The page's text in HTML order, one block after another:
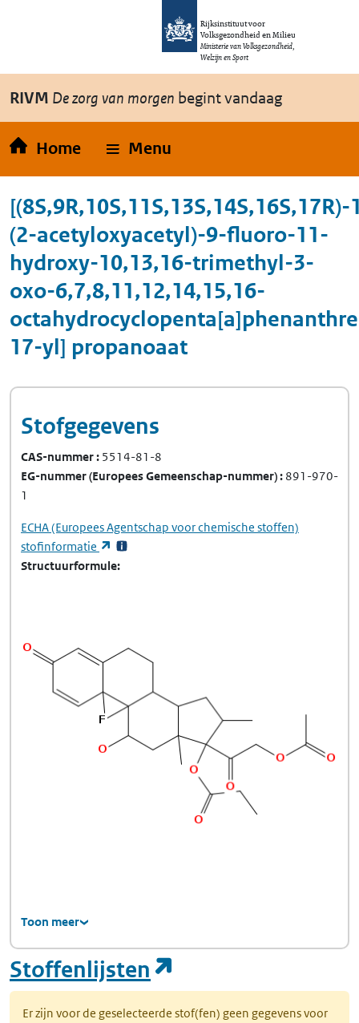
Overslaan en naar de inhoud gaan
Rijksinstituut voor
Volksgezondheid en Milieu
Ministerie van Volksgezondheid,
Welzijn en Sport
RIVM De zorg van morgen begint vandaag
Home Menu
[(8S,9R,10S,11S,13S,14S,16S,17R)-
(2-acetyloxyacetyl)-9-fluoro-11-
hydroxy-10,13,16-trimethyl-3-
oxo-6,7,8,11,12,14,15,16-
17-yl] propanoaat
Stofgegevens
CAS-nummer 5514-81-8
EG-nummer(Europees Gemeenschap-nummer) 891-970-
1
ECHA(Europees Agentschap voor chemische stoffen)
stofinformatie
(opent in een nieuw tabblad)
Structuurformule
Toon meer
Stoffenlijsten
Er zijn voor de geselecteerde stof(fen) geen gegevens voor